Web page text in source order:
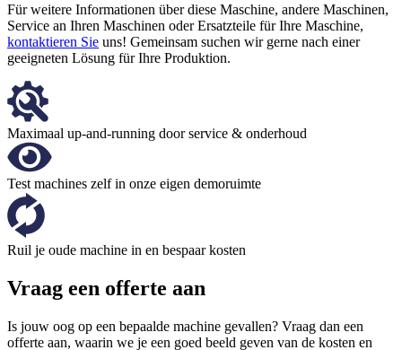
Für weitere Informationen über diese Maschine, andere Maschinen,
Service an Ihren Maschinen oder Ersatzteile für Ihre Maschine,
kontaktieren Sie uns! Gemeinsam suchen wir gerne nach einer
geeigneten Lösung für Ihre Produktion.
Maximaal up-and-running door service & onderhoud
Test machines zelf in onze eigen demoruimte
Ruil je oude machine in en bespaar kosten
Vraag een offerte aan
Is jouw oog op een bepaalde machine gevallen? Vraag dan een
offerte aan, waarin we je een goed beeld geven van de kosten en